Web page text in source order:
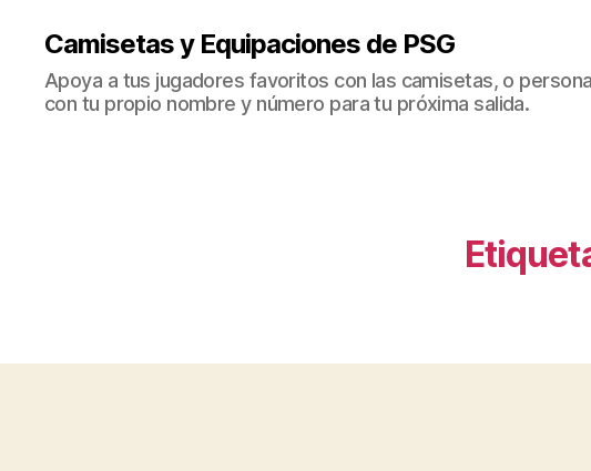
Camisetas y Equipaciones de PSG
Apoya a tus jugadores favoritos con las camisetas, o
con tu propio nombre y número para tu próxima salida.